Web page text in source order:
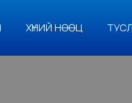
ХҮНИЙ НӨӨЦ